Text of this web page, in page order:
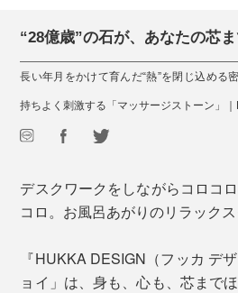
“28億歳”の石が、あなたの芯
長い年月をかけて育んだ“熱”を閉じ込める
持ちよく刺激する「マッサージストーン」
デスクワークをしながらコロコ
コロ。お風呂あがりのリラックス
『HUKKA DESIGN（フッカ デ
ョイ」は、身も、心も、芯まで